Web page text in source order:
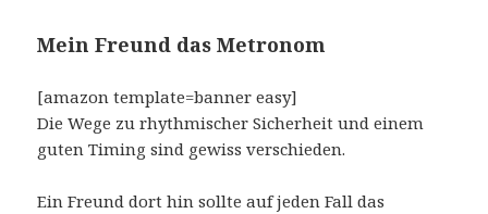
Mein Freund das Metronom
[amazon template=banner easy]
Die Wege zu rhythmischer Sicherheit und einem
guten Timing sind gewiss verschieden.
Ein Freund dort hin sollte auf jeden Fall das